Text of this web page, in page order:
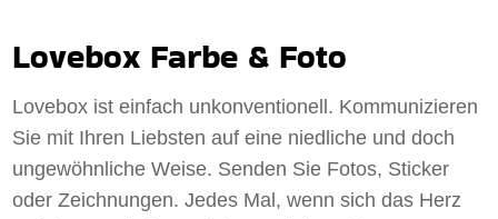
Lovebox Farbe & Foto
Lovebox ist einfach unkonventionell. Kommunizieren
Sie mit Ihren Liebsten auf eine niedliche und doch
ungewöhnliche Weise. Senden Sie Fotos, Sticker
oder Zeichnungen. Jedes Mal, wenn sich das Herz